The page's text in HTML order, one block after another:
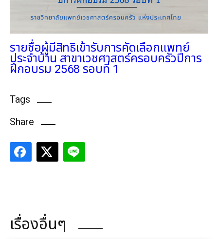
รายชื่อผู้มีสิทธิเข้ารับการคัดเลือกแพทย์
ประจำบ้าน สาขาเวชศาสตร์ครอบครัวปีการ
ฝึกอบรม 2568 รอบที่ 1
Tags
Share
เรื่องอื่นๆ